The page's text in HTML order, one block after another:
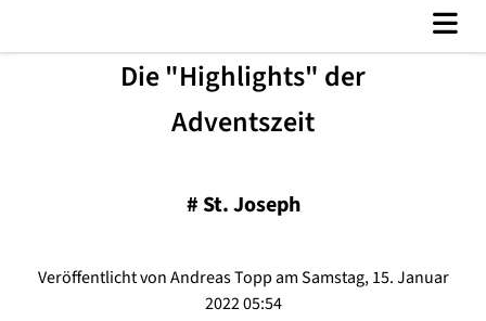
Die "Highlights" der
Adventszeit
# St. Joseph
Veröffentlicht von Andreas Topp am Samstag, 15. Januar
2022 05:54